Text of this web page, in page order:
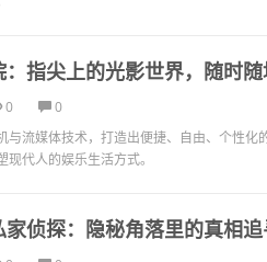
：指尖上的光影世界，随时
0
0
与流媒体技术，打造出便捷、自由、个性
代人的娱乐生活方式。
家侦探：隐秘角落里的真相